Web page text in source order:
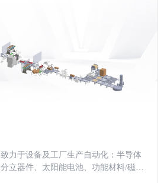
致力于设备及工厂生产自动化：半导体
分立器件、太阳能电池、功能材料/磁性